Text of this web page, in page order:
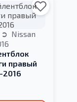
Nissan
правый
2016